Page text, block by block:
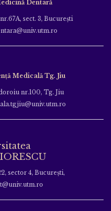
Dentară
sect. 3, Bucureşti
Medicală Tg. Jiu
nr.100, Tg. Jiu
sector 4, București,